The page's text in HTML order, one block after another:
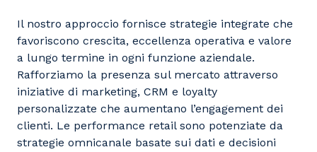
Il nostro approccio fornisce strategie integrate che
favoriscono crescita, eccellenza operativa e valore
a lungo termine in ogni funzione aziendale.
Rafforziamo la presenza sul mercato attraverso
iniziative di marketing, CRM e loyalty
personalizzate che aumentano l’engagement dei
clienti. Le performance retail sono potenziate da
strategie omnicanale basate sui dati e decisioni